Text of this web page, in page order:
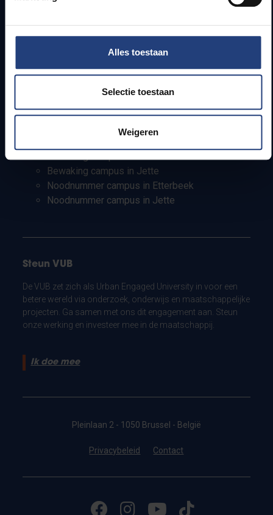
Alles toestaan
Selectie toestaan
Weigeren
Pers
PhD-studenten
Werkstudenten
Internationale studenten
Bewaking campus in Jette
Noodnummer campus in Etterbeek
Noodnummer campus in Jette
Steun VUB
De VUB zet zich als Urban Engaged University in voor een
betere wereld via onderzoek, onderwijs en maatschappelijke
projecten. Ga samen met ons dit engagement aan. Steun
onze werking en investeer mee in de maatschappij.
Ik doe mee
Pleinlaan 2 - 1050 Brussel - België
Privacybeleid Contact